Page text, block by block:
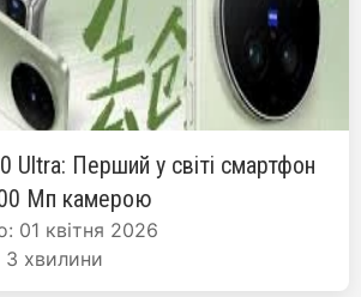
Ultra: Перший у світі смартфон
Мп камерою
01 квітня 2026
3 хвилини